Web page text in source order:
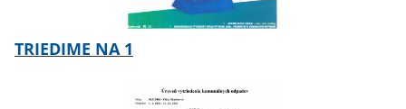
TRIEDIME NA 1